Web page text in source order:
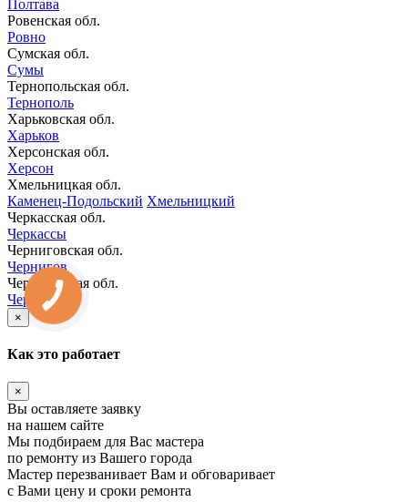
Полтава
Ровенская обл.
Ровно
Сумская обл.
Сумы
Тернопольская обл.
Тернополь
Харьковская обл.
Харьков
Херсонская обл.
Херсон
Хмельницкая обл.
Каменец-Подольский Хмельницкий
Черкасская обл.
Черкассы
Черниговская обл.
Чернигов
Черновицкая обл.
Черновцы
×
Как это работает
×
Вы оставляете заявку
на нашем сайте
Мы подбираем для Вас мастера
по ремонту из Вашего города
Мастер перезванивает Вам и обговаривает
с Вами цену и сроки ремонта
КНОПКА
ЗВ'ЯЗКУ